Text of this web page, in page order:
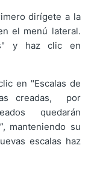
dirígete a la
el menú lateral.
y haz clic en
en "Escalas de
creadas, por
quedarán
manteniendo su
escalas haz